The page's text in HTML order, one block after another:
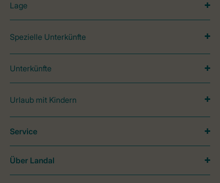
Lage
Spezielle Unterkünfte
Unterkünfte
Urlaub mit Kindern
Service
Über Landal